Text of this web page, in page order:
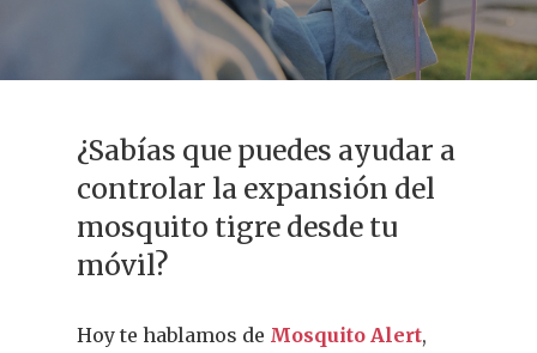
¿Sabías que puedes ayudar a
controlar la expansión del
mosquito tigre desde tu
móvil?
Hoy te hablamos de Mosquito Alert,